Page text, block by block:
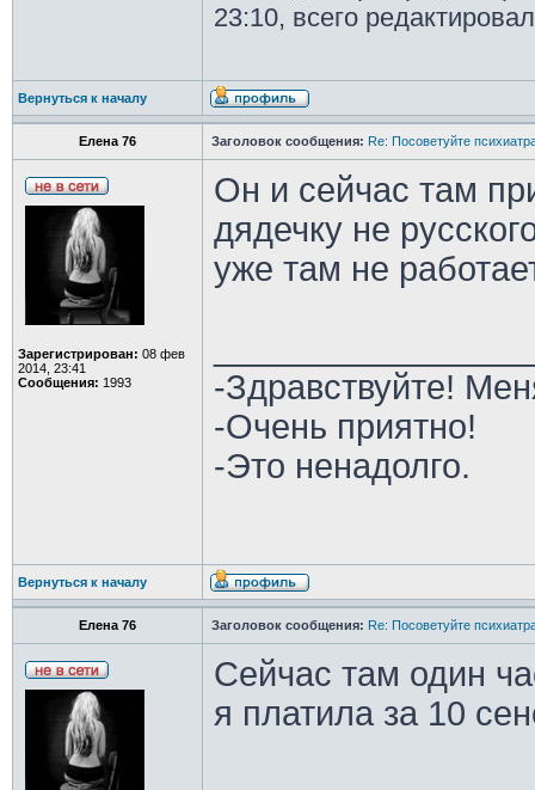
23:10, всего
Вернуться к началу
Елена 76 Заголовок сообщения: Re: Посоветуйте
Зарегистрирован: 08 фев
2014, 23:41
Сообщения: 1993
Он и сейчас там
дядечку не
уже там не
-Здравствуйте!
-Очень приятно!
-Это ненадолго.
Вернуться к началу
Елена 76 Заголовок сообщения: Re: Посоветуйте
Сейчас там один
я платила за 10